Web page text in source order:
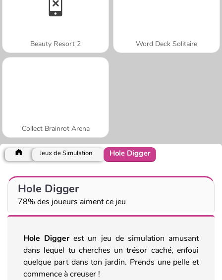
Beauty Resort 2 Word Deck Solitaire
Collect Brainrot Arena
Jeux de Simulation Hole Digger
Hole Digger
78% des joueurs aiment ce jeu
Hole Diggerest un jeu de simulation amusant
dans lequel tu cherches un trésor caché, enfoui
quelque part dans ton jardin. Prends une pelle et
commence à creuser !